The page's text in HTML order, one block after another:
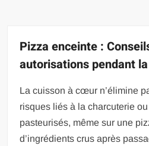
Pizza enceinte :
autorisations pendant
La cuisson à cœur n’élimine
risques liés à la charcuterie
pasteurisés, même sur une
d’ingrédients crus après